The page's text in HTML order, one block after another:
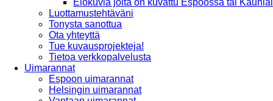
Luottamustehtäväni
Tonysta sanottua
Ota yhteyttä
Tue kuvausprojekteja!
Tietoa verkkopalvelusta
Uimarannat
Espoon uimarannat
Helsingin uimarannat